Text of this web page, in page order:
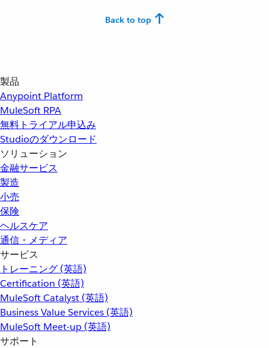
Back to top
製品
Anypoint Platform
MuleSoft RPA
無料トライアル申込み
Studioのダウンロード
ソリューション
金融サービス
製造
小売
保険
ヘルスケア
通信・メディア
サービス
トレーニング (英語)
Certification (英語)
MuleSoft Catalyst (英語)
Business Value Services (英語)
MuleSoft Meet-up (英語)
サポート